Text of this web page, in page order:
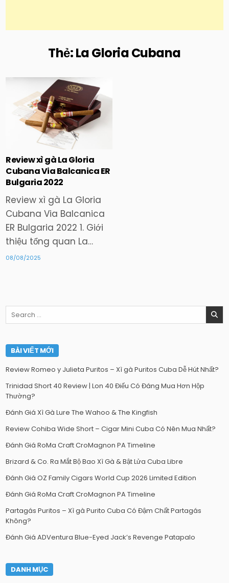
Thẻ:La Gloria Cubana
Posted
in
Review xì gà La Gloria
Cubana Via Balcanica ER
Bulgaria 2022
Review xì gà La Gloria
Cubana Via Balcanica
ER Bulgaria 2022 1. Giới
thiệu tổng quan La…
08/08/2025
Search
for:
BÀI VIẾT MỚI
Review Romeo y Julieta Puritos – Xì gà Puritos Cuba Dễ Hút Nhất?
Trinidad Short 40 Review | Lon 40 Điếu Có Đáng Mua Hơn Hộp
Thường?
Đánh Giá Xì Gà Lure The Wahoo & The Kingfish
Review Cohiba Wide Short – Cigar Mini Cuba Có Nên Mua Nhất?
Đánh Giá RoMa Craft CroMagnon PA Timeline
Brizard & Co. Ra Mắt Bộ Bao Xì Gà & Bật Lửa Cuba Libre
Đánh Giá OZ Family Cigars World Cup 2026 Limited Edition
Đánh Giá RoMa Craft CroMagnon PA Timeline
Partagás Puritos – Xì gà Purito Cuba Có Đậm Chất Partagás
Không?
Đánh Giá ADVentura Blue-Eyed Jack’s Revenge Patapalo
DANH MỤC